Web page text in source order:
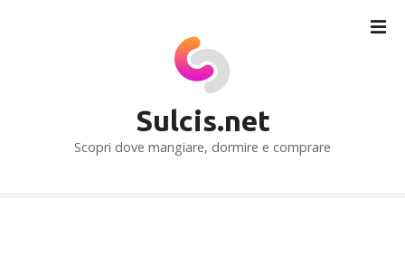
Sulcis.net
Scopri dove mangiare, dormire e comprare